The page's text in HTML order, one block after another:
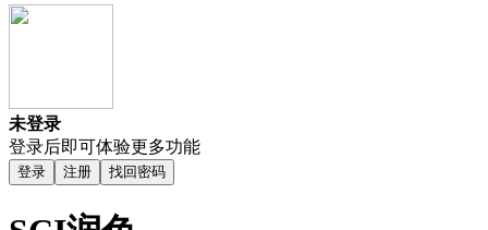
未登录
登录后即可体验更多功能
登录 注册 找回密码